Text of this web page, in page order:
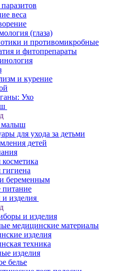
веса
(глаза)
и противомикробные
и фитопрепараты
и курение
Ухо
для ухода за детьми
детей
косметика
гигиена
беременным
питание
изделия
и изделия
медицинские материалы
изделия
техника
изделия
белье